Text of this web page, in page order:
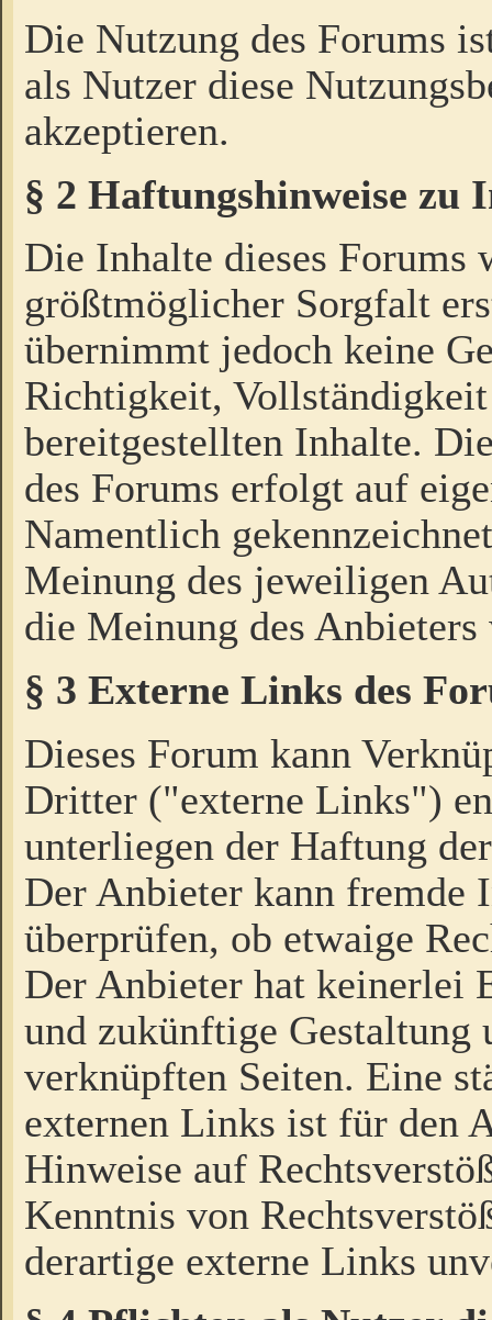
Die Nutzung des Forums
als Nutzer diese
akzeptieren.
§ 2 Haftungshinweise zu
Die Inhalte dieses Forums
größtmöglicher Sorgfalt
übernimmt jedoch keine
Richtigkeit,
bereitgestellten Inhalte.
des Forums erfolgt auf
Namentlich
Meinung des jeweiligen
die Meinung des Anbieters
§ 3 Externe Links des
Dieses Forum kann
Dritter ("externe Links")
unterliegen der Haftung
Der Anbieter kann fremde
überprüfen, ob etwaige
Der Anbieter hat keinerlei
und zukünftige Gestaltung
verknüpften Seiten. Eine
externen Links ist für den
Hinweise auf
Kenntnis von
derartige externe Links